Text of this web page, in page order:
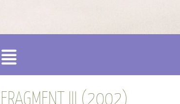
FRAGMENT III (2002)